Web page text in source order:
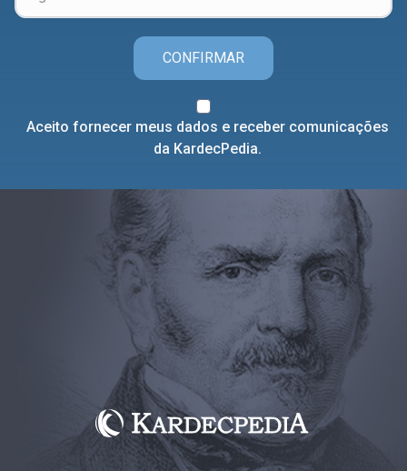
CONFIRMAR
Aceito fornecer meus dados e receber comunicações
da KardecPedia.